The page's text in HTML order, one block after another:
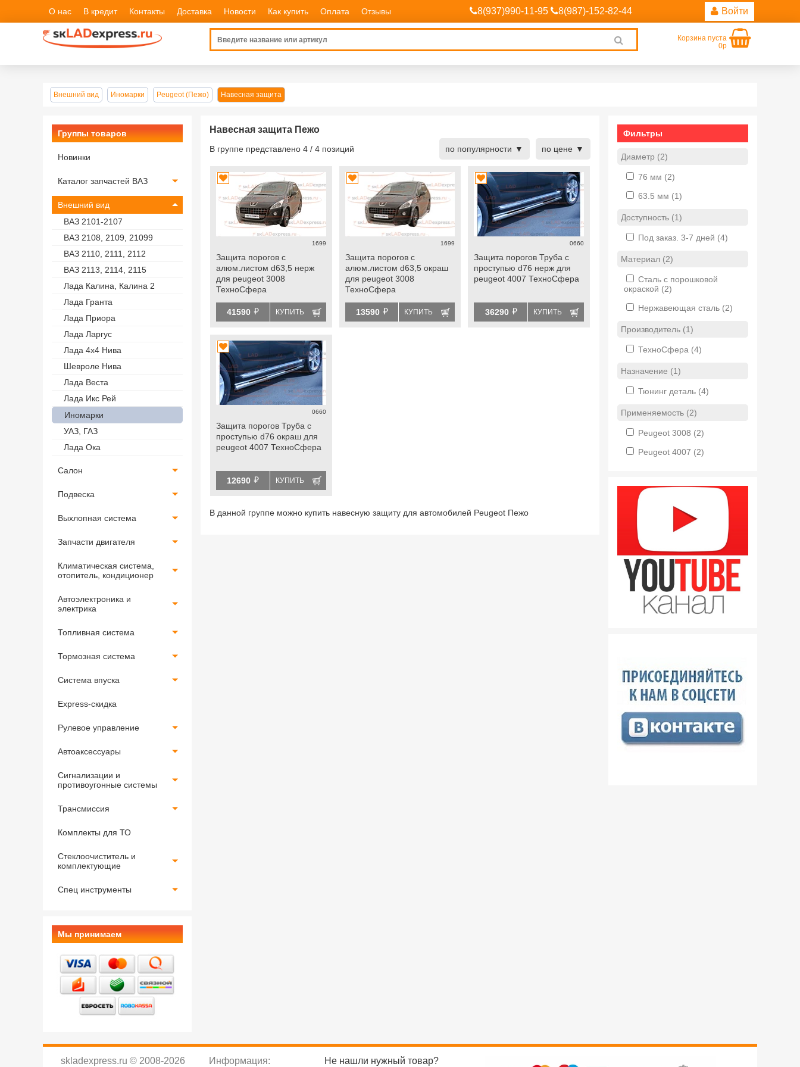
О нас В кредит Контакты Доставка Новости Как купить Оплата Отзывы 8(937)990-11-95 8(987)-152-82-44 Войти
search
Корзина пуста
0р
Внешний вид Иномарки Peugeot (Пежо) Навесная защита
Группы товаров
Новинки
Каталог запчастей ВАЗ
Внешний вид
ВАЗ 2101-2107
ВАЗ 2108, 2109, 21099
ВАЗ 2110, 2111, 2112
ВАЗ 2113, 2114, 2115
Лада Калина, Калина 2
Лада Гранта
Лада Приора
Лада Ларгус
Лада 4х4 Нива
Шевроле Нива
Лада Веста
Лада Икс Рей
Иномарки
УАЗ, ГАЗ
Лада Ока
Салон
Подвеска
Выхлопная система
Запчасти двигателя
Климатическая система,
отопитель, кондиционер
Автоэлектроника и
электрика
Топливная система
Тормозная система
Система впуска
Express-скидка
Рулевое управление
Автоаксессуары
Сигнализации и
противоугонные системы
Трансмиссия
Комплекты для ТО
Стеклоочиститель и
комплектующие
Спец инструменты
Мы принимаем
Навесная защита Пежо
В группе представлено 4 / 4 позиций по популярности по цене
1699
Защита порогов с
алюм.листом d63,5 нерж
для peugeot 3008
ТехноСфера
41590 й КУПИТЬ
1699
Защита порогов с
алюм.листом d63,5 окраш
для peugeot 3008
ТехноСфера
13590 й КУПИТЬ
0660
Защита порогов Труба с
проступью d76 нерж для
peugeot 4007 ТехноСфера
36290 й КУПИТЬ
0660
Защита порогов Труба с
проступью d76 окраш для
peugeot 4007 ТехноСфера
12690 й КУПИТЬ
В данной группе можно купить навесную защиту для автомобилей Peugeot Пежо
Фильтры
Диаметр (2)
76 мм (2)
63.5 мм (1)
Доступность (1)
Под заказ. 3-7 дней (4)
Материал (2)
Сталь с порошковой
окраской (2)
Нержавеющая сталь (2)
Производитель (1)
ТехноСфера (4)
Назначение (1)
Тюнинг деталь (4)
Применяемость (2)
Peugeot 3008 (2)
Peugeot 4007 (2)
skladexpress.ru © 2008-2026 Информация: Не нашли нужный товар?